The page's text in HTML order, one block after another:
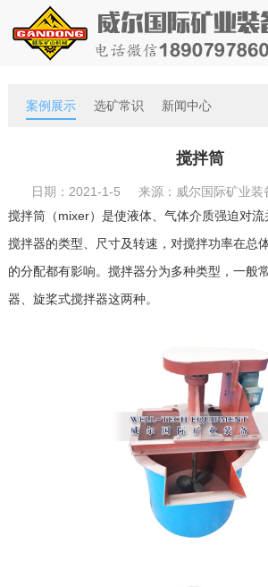
案例展示 选矿常识 新闻中心
搅拌筒
日期：2021-1-5 来源：威尔国际矿业
搅拌筒（mixer）是使液体、气体介质强迫对流
搅拌器的类型、尺寸及转速，对搅拌功率在总
的分配都有影响。搅拌器分为多种类型，一般
器、旋桨式搅拌器这两种。